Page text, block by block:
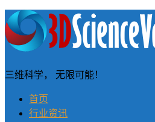
三维科学， 无限可能！
首页
行业资讯